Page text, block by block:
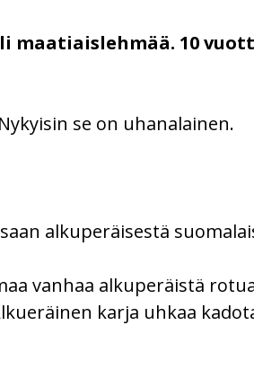
maatiaislehmää. 10
se on uhanalainen.
alkuperäisestä
vanhaa alkuperäistä
karja uhkaa